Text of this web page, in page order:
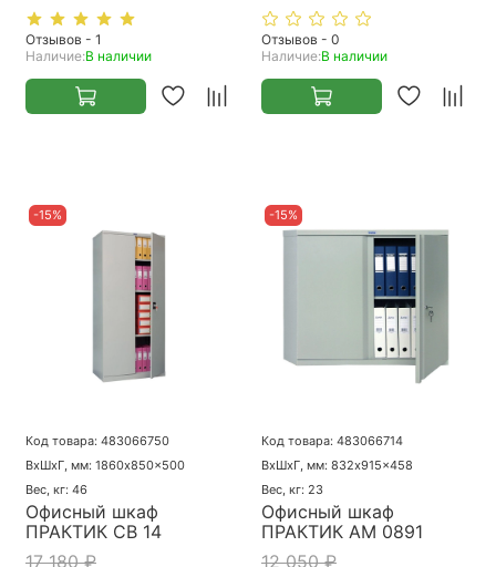
Отзывов - 1
Наличие:В наличии
Отзывов - 0
Наличие:В наличии
-15%
Код товара: 483066750
ВхШхГ, мм: 1860x850x500
Вес, кг: 46
Офисный шкаф
ПРАКТИК CB 14
17 180 ₽
-15%
Код товара: 483066714
ВхШхГ, мм: 832x915x458
Вес, кг: 23
Офисный шкаф
ПРАКТИК AM 0891
12 050 ₽